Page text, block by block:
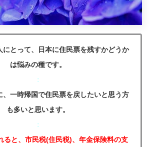
にとって、日本に住民票を残すかどうか
は悩みの種です。
：
、一時帰国で住民票を戻したいと思う方
も多いと思います。
：
ると、市民税(住民税)、年金保険料の支